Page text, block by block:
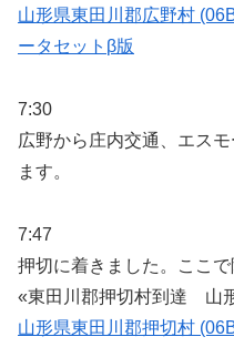
山形県東田川郡広野村
ータセットβ版
7:30
広野から庄内交通、エス
ます。
7:47
押切に着きました。ここで
«東田川郡押切村到達 山
山形県東田川郡押切村